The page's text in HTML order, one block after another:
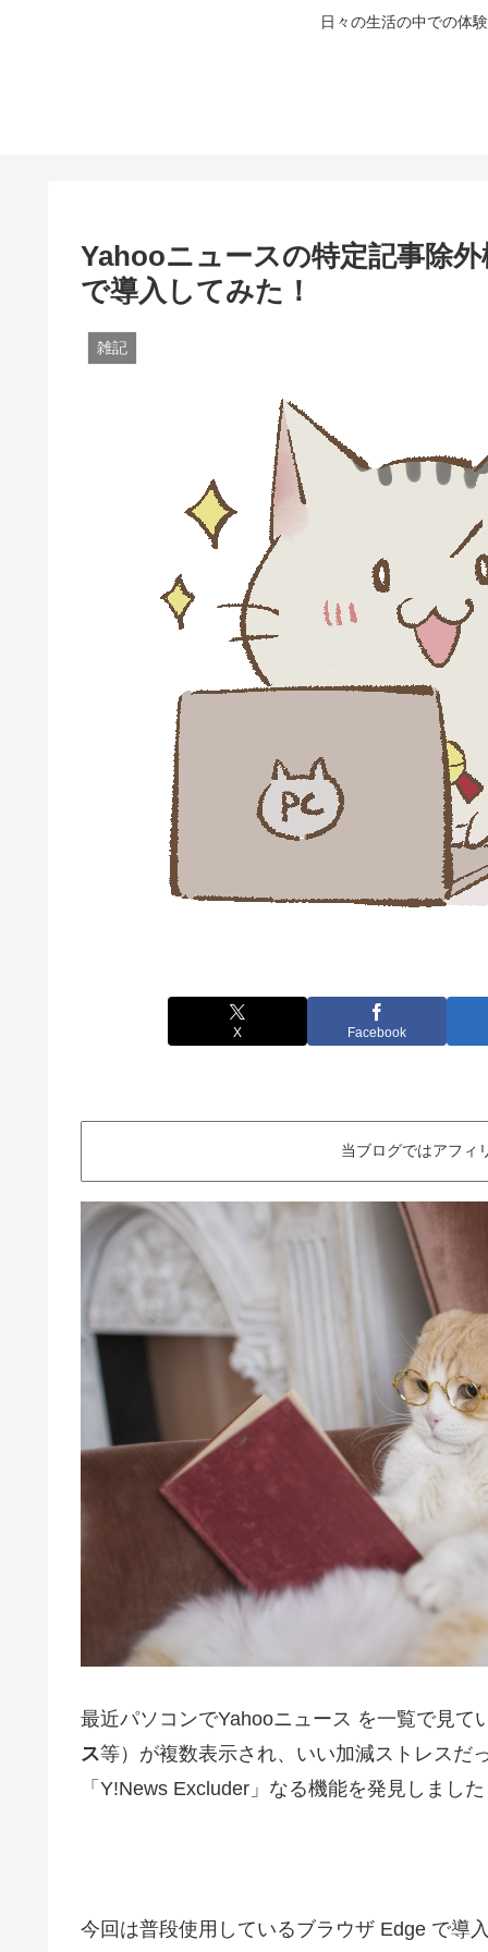
日々の生活の中での体
Yahooニュースの特定記事除
で導入してみた！
雑記
X Facebook
当ブログではアフィ
最近パソコンでYahooニュース を一覧で見て
ス等）が複数表示され、いい加減ストレスだ
「Y!News Excluder」なる機能を発見しました
今回は普段使用しているブラウザ Edge で導